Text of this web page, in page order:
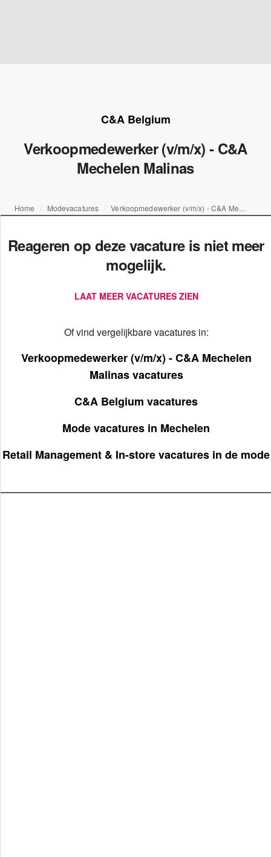
C&A Belgium
Verkoopmedewerker (v/m/x) - C&A
Mechelen Malinas
Home Modevacatures
Reageren op deze vacature is niet meer
mogelijk.
LAAT MEER VACATURES ZIEN
Of vind vergelijkbare vacatures in:
Verkoopmedewerker (v/m/x) - C&A Mechelen
Malinas vacatures
C&A Belgium vacatures
Mode vacatures in Mechelen
Retail Management & In-store vacatures in de mode